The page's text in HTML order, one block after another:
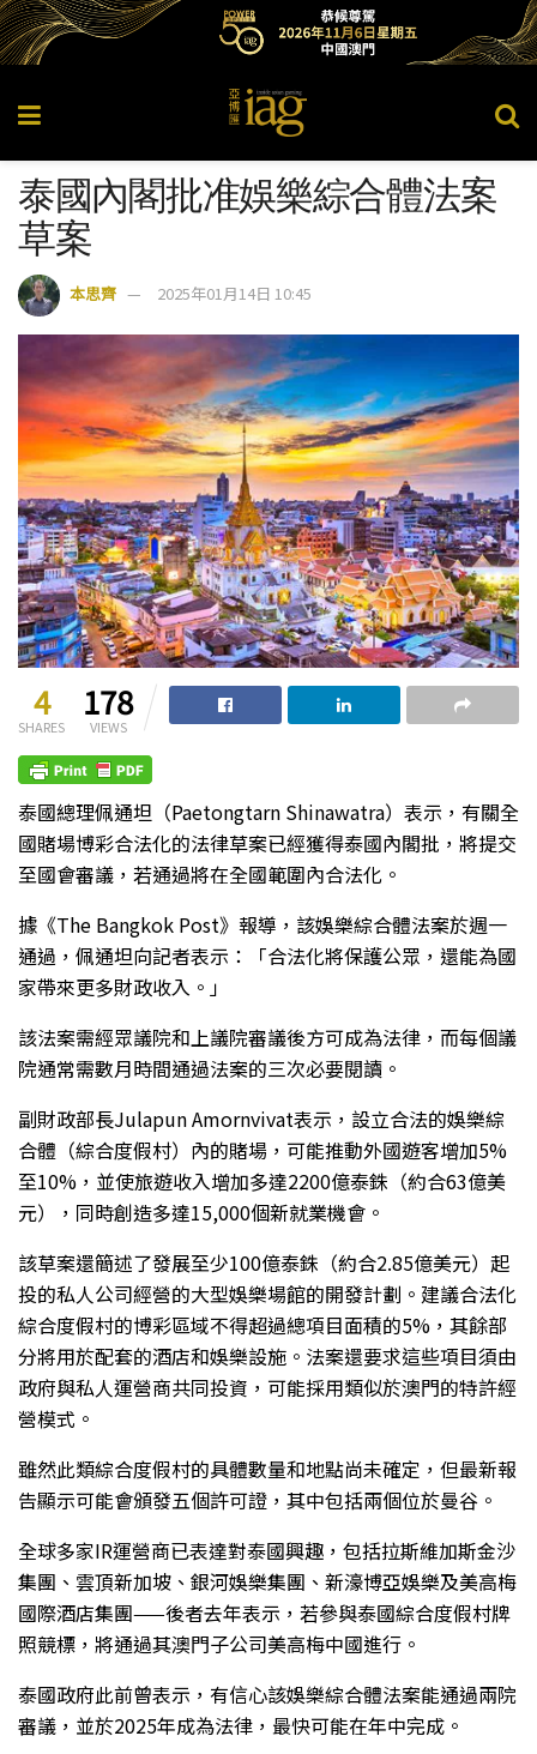
泰國內閣批准娛樂綜合體法案
草案
本思齊 2025年01月14日 10:45
4
SHARES
178
VIEWS
泰國總理佩通坦（Paetongtarn Shinawatra）表示，有關全
國賭場博彩合法化的法律草案已經獲得泰國內閣批，將提交
至國會審議，若通過將在全國範圍內合法化。
據《The Bangkok Post》報導，該娛樂綜合體法案於週一
通過，佩通坦向記者表示：「合法化將保護公眾，還能為國
家帶來更多財政收入。」
該法案需經眾議院和上議院審議後方可成為法律，而每個議
院通常需數月時間通過法案的三次必要閱讀。
副財政部長Julapun Amornvivat表示，設立合法的娛樂綜
合體（綜合度假村）內的賭場，可能推動外國遊客增加5%
至10%，並使旅遊收入增加多達2200億泰銖（約合63億美
元），同時創造多達15,000個新就業機會。
該草案還簡述了發展至少100億泰銖（約合2.85億美元）起
投的私人公司經營的大型娛樂場館的開發計劃。建議合法化
綜合度假村的博彩區域不得超過總項目面積的5%，其餘部
分將用於配套的酒店和娛樂設施。法案還要求這些項目須由
政府與私人運營商共同投資，可能採用類似於澳門的特許經
營模式。
雖然此類綜合度假村的具體數量和地點尚未確定，但最新報
告顯示可能會頒發五個許可證，其中包括兩個位於曼谷。
全球多家IR運營商已表達對泰國興趣，包括拉斯維加斯金沙
集團、雲頂新加坡、銀河娛樂集團、新濠博亞娛樂及美高梅
國際酒店集團——後者去年表示，若參與泰國綜合度假村牌
照競標，將通過其澳門子公司美高梅中國進行。
泰國政府此前曾表示，有信心該娛樂綜合體法案能通過兩院
審議，並於2025年成為法律，最快可能在年中完成。